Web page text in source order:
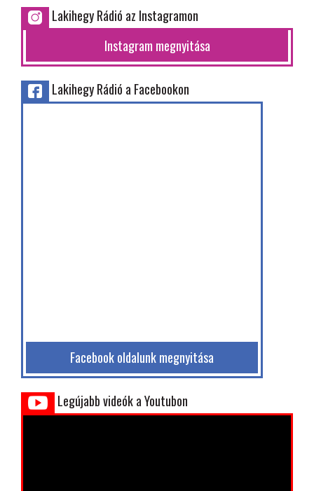
Lakihegy Rádió az Instagramon
Instagram megnyitása
Lakihegy Rádió a Facebookon
Facebook oldalunk megnyitása
Legújabb videók a Youtubon